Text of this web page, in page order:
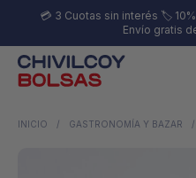
💳 3 Cuotas sin interés 🏷️
Envío gratis
INICIO / GASTRONOMÍA Y BAZAR /